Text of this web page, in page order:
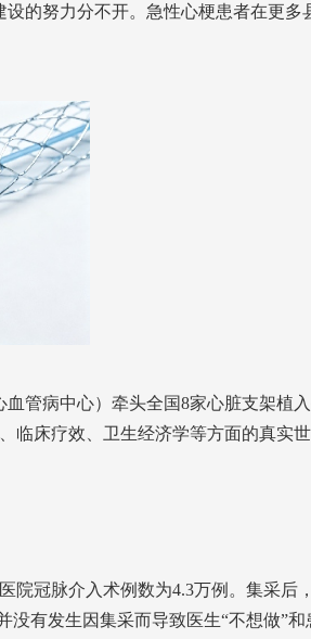
设的努力分不开。急性心梗患者在更多
管病中心）牵头全国8家心脏支架植
临床疗效、卫生经济学等方面的真实
院冠脉介入术例数为4.3万例。集采后，
有发生因集采而导致医生“不想做”和